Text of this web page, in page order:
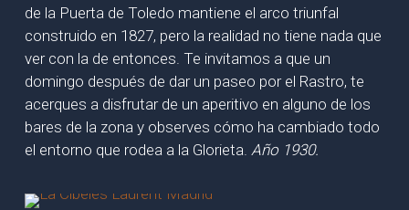
de la Puerta de Toledo mantiene el arco triunfal
construido en 1827, pero la realidad no tiene nada que
ver con la de entonces. Te invitamos a que un
domingo después de dar un paseo por el Rastro, te
acerques a disfrutar de un aperitivo en alguno de los
bares de la zona y observes cómo ha cambiado todo
el entorno que rodea a la Glorieta. Año 1930.